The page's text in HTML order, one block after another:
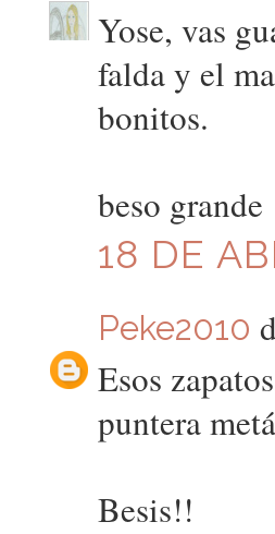
Yose, vas
falda y el
bonitos.
beso grande
18 DE
Peke2010
Esos
puntera
Besis!!